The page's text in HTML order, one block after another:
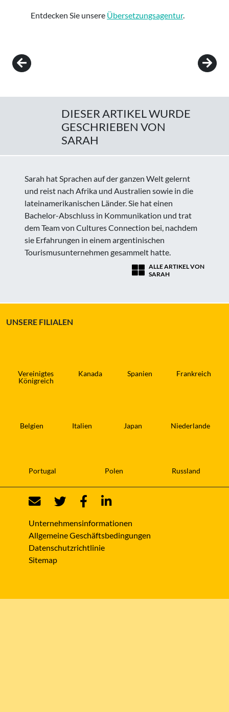
Entdecken Sie unsere Übersetzungsagentur.
Post navigation
DIESER ARTIKEL WURDE
GESCHRIEBEN VON
SARAH
Sarah hat Sprachen auf der ganzen Welt gelernt
und reist nach Afrika und Australien sowie in die
lateinamerikanischen Länder. Sie hat einen
Bachelor-Abschluss in Kommunikation und trat
dem Team von Cultures Connection bei, nachdem
sie Erfahrungen in einem argentinischen
Tourismusunternehmen gesammelt hatte.
ALLE ARTIKEL VON
SARAH
UNSERE FILIALEN
Vereinigtes
Königreich
Kanada Spanien Frankreich
Belgien Italien Japan Niederlande
Portugal Polen Russland
Unternehmensinformationen
Allgemeine Geschäftsbedingungen
Datenschutzrichtlinie
Sitemap